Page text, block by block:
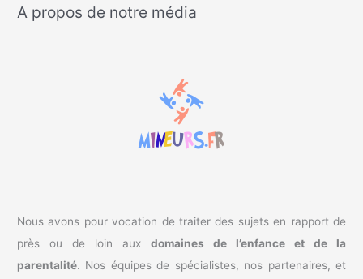
h
A propos de notre média
Nous avons pour vocation de traiter des sujets en rapport de
près ou de loin aux domaines de l’enfance et de la
parentalité. Nos équipes de spécialistes, nos partenaires, et